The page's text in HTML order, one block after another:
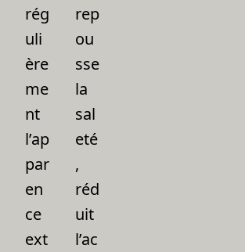
rég
uli
ère
me
nt
l’ap
par
en
ce
ext
rep
ou
sse
la
sal
eté
,
réd
uit
l’ac